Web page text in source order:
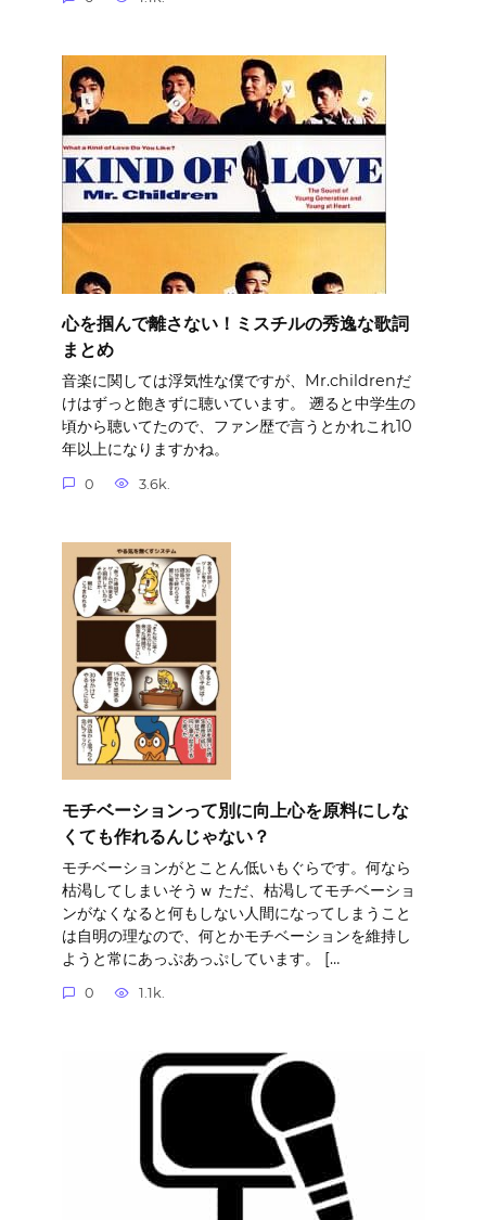
心を掴んで離さない！ミスチルの秀逸な歌詞
まとめ
音楽に関しては浮気性な僕ですが、Mr.childrenだ
けはずっと飽きずに聴いています。 遡ると中学生の
頃から聴いてたので、ファン歴で言うとかれこれ10
年以上になりますかね。
0 3.6k.
モチベーションって別に向上心を原料にしな
くても作れるんじゃない？
モチベーションがとことん低いもぐらです。何なら
枯渇してしまいそうｗ ただ、枯渇してモチベーショ
ンがなくなると何もしない人間になってしまうこと
は自明の理なので、何とかモチベーションを維持し
ようと常にあっぷあっぷしています。 […
0 1.1k.